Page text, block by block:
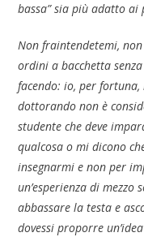
bassa” sia più adatto
Non fraintendetemi,
ordini a bacchetta
facendo: io, per
dottorando non è
studente che deve
qualcosa o mi dicono
insegnarmi e non per
un’esperienza di mezzo
abbassare la testa e
dovessi proporre